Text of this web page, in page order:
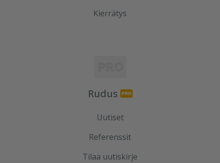
Kierrätys
Rudus
Uutiset
Referenssit
Tilaa uutiskirje